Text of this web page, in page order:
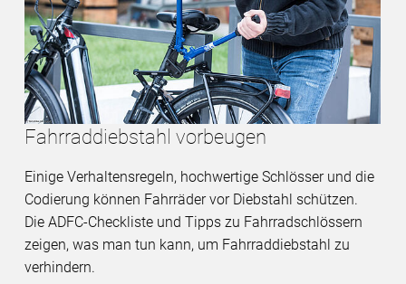
Fahrraddiebstahl vorbeugen
Einige Verhaltensregeln, hochwertige Schlösser und die
Codierung können Fahrräder vor Diebstahl schützen.
Die ADFC-Checkliste und Tipps zu Fahrradschlössern
zeigen, was man tun kann, um Fahrraddiebstahl zu
verhindern.